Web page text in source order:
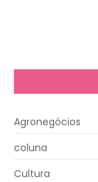
Agronegócios
coluna
Cultura